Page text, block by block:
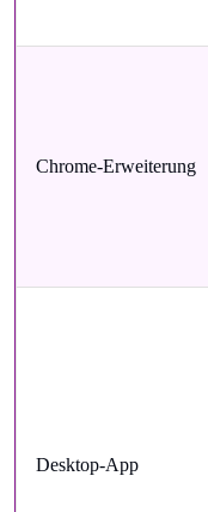
Chrome-Erweiterung
Desktop-App